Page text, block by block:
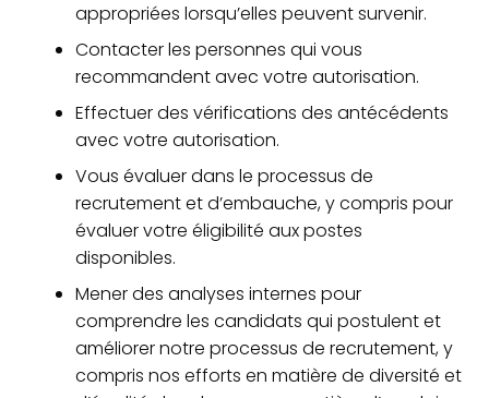
appropriées lorsqu’elles peuvent survenir.
Contacter les personnes qui vous
recommandent avec votre autorisation.
Effectuer des vérifications des antécédents
avec votre autorisation.
Vous évaluer dans le processus de
recrutement et d’embauche, y compris pour
évaluer votre éligibilité aux postes
disponibles.
Mener des analyses internes pour
comprendre les candidats qui postulent et
améliorer notre processus de recrutement, y
compris nos efforts en matière de diversité et